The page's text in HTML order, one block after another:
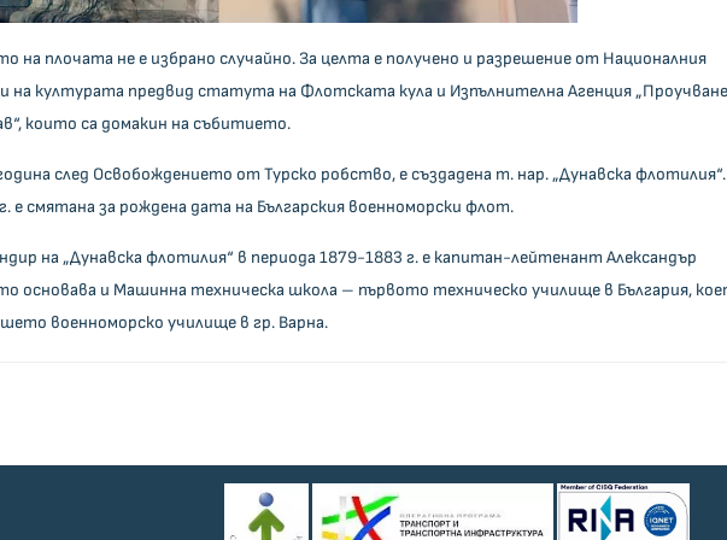
на плочата не е избрано случайно. За целта е получено и разрешение от Националния
културата предвид статута на Флотската кула и Изпълнителна Агенция
които са домакин на събитието.
след Освобождението от Турско робство, е създадена т. нар. „Дунавска флотилия“.
е смятана за рождена дата на Българския военноморски флот.
на „Дунавска флотилия“ в периода 1879-1883 г. е капитан-лейтенант Александър
основава и Машинна техническа школа – първото техническо училище в България,
военноморско училище в гр. Варна.